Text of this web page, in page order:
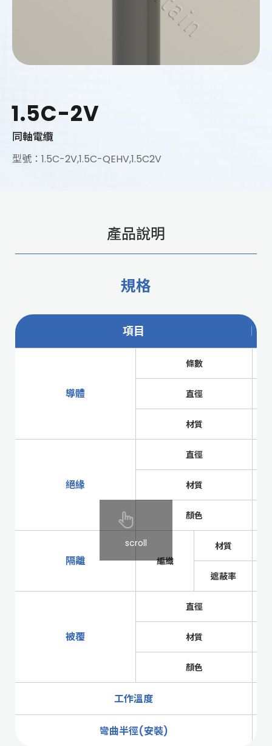
1.5C-2V
同軸電纜
型號：1.5C-2V,1.5C-QEHV,1.5C2V
產品說明
規格
scroll
項目
導體
條數
直徑
材質
絕緣
直徑
材質
顏色
隔離 編織
材質
遮蔽率
被覆
直徑
材質
顏色
工作溫度
彎曲半徑(安裝)